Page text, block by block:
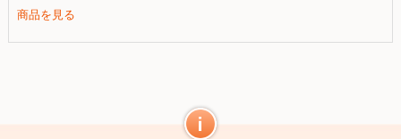
商品を見る